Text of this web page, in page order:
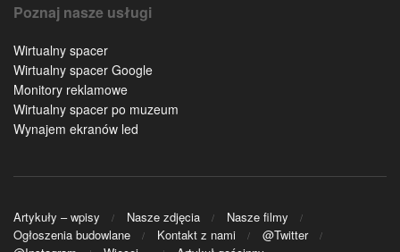
Poznaj nasze usługi
Wirtualny spacer
Wirtualny spacer Google
Monitory reklamowe
Wirtualny spacer po muzeum
Wynajem ekranów led
Artykuły – wpisy Nasze zdjęcia
Nasze filmy
Ogłoszenia budowlane
Kontakt z nami
@Twitter